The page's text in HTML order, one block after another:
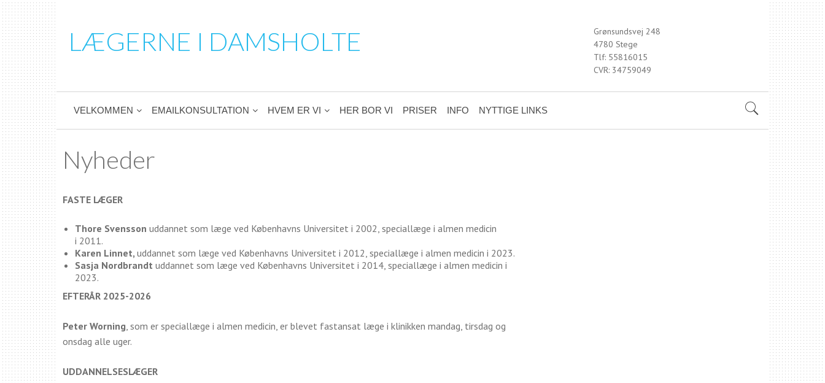
LÆGERNE I DAMSHOLTE
Grønsundsvej 248
4780 Stege
Tlf: 55816015
CVR: 34759049
VELKOMMEN EMAILKONSULTATION HVEM ER VI HER BOR VI PRISER INFO NYTTIGE LINKS
Nyheder
FASTE LÆGER
Thore Svensson uddannet som læge ved Københavns Universitet i 2002, speciallæge i almen medicin
i 2011.
Karen Linnet, uddannet som læge ved Københavns Universitet i 2012, speciallæge i almen medicin i 2023.
Sasja Nordbrandt uddannet som læge ved Københavns Universitet i 2014, speciallæge i almen medicin i
2023.
EFTERÅR 2025-2026
Peter Worning, som er speciallæge i almen medicin, er blevet fastansat læge i klinikken mandag, tirsdag og
onsdag alle uger.
UDDANNELSESLÆGER